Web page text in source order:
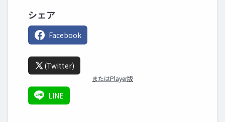
シェア
Facebook
(Twitter)
またはPlayer版
LINE